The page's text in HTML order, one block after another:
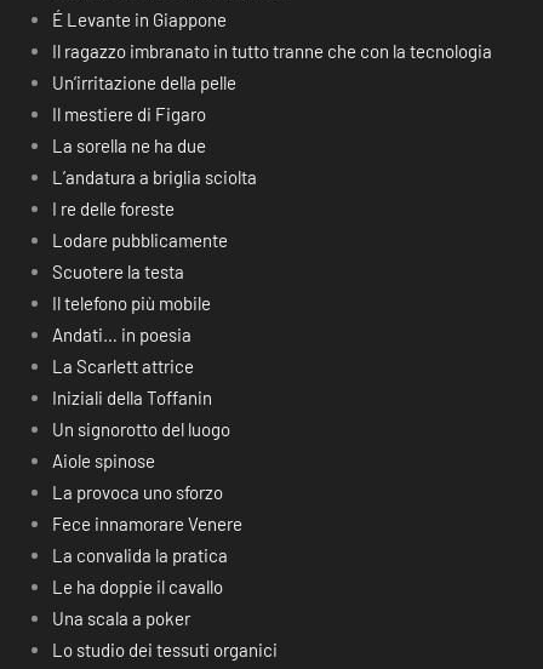
É Levante in Giappone
Il ragazzo imbranato in tutto tranne che con la tecnologia
Un’irritazione della pelle
Il mestiere di Figaro
La sorella ne ha due
L’andatura a briglia sciolta
I re delle foreste
Lodare pubblicamente
Scuotere la testa
Il telefono più mobile
Andati… in poesia
La Scarlett attrice
Iniziali della Toffanin
Un signorotto del luogo
Aiole spinose
La provoca uno sforzo
Fece innamorare Venere
La convalida la pratica
Le ha doppie il cavallo
Una scala a poker
Lo studio dei tessuti organici